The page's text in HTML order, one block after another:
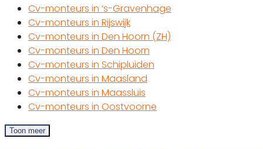
Cv-monteurs in ‘s-Gravenhage
Cv-monteurs in Rijswijk
Cv-monteurs in Den Hoorn (ZH)
Cv-monteurs in Den Hoorn
Cv-monteurs in Schipluiden
Cv-monteurs in Maasland
Cv-monteurs in Maassluis
Cv-monteurs in Oostvoorne
Toon meer